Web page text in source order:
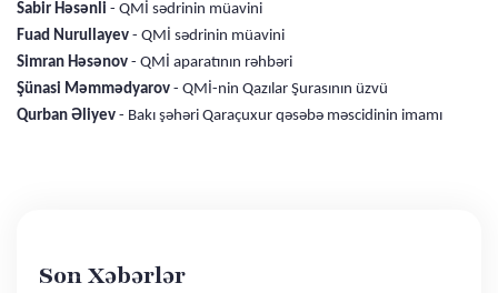
Sabir Həsənli - QMİ sədrinin müavini
Fuad Nurullayev - QMİ sədrinin müavini
Simran Həsənov - QMİ aparatının rəhbəri
Şünasi Məmmədyarov - QMİ-nin Qazılar Şurasının üzvü
Qurban Əliyev - Bakı şəhəri Qaraçuxur qəsəbə məscidinin imamı
Son Xəbərlər